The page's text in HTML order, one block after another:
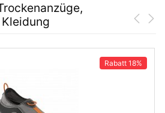
Rabatt 18%